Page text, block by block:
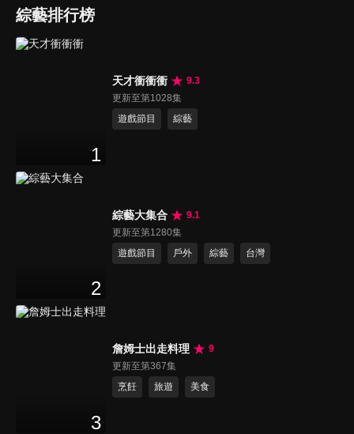
綜藝排行榜
1
天才衝衝衝
9.3
更新至第1028集
遊戲節目
綜藝
2
綜藝大集合
9.1
更新至第1280集
遊戲節目
戶外 綜藝 台灣
3
詹姆士出走料理
9
更新至第367集
烹飪
旅遊 美食